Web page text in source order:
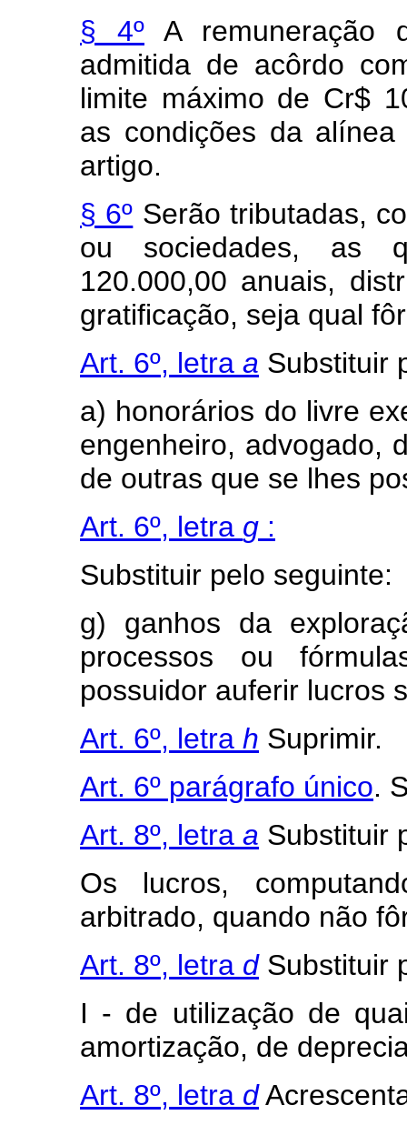
§ 4º A remuneração
admitida de acôrdo
limite máximo de Cr$
as condições da
artigo.
§ 6º Serão tributadas,
ou sociedades, as
120.000,00 anuais,
gratificação, seja qual
Art. 6º, letra a Substituir
a) honorários do livre
engenheiro, advogado,
de outras que se lhes
Art. 6º, letra g :
Substituir pelo seguinte:
g) ganhos da
processos ou
possuidor auferir lucros
Art. 6º, letra h Suprimir.
Art. 6º parágrafo único.
Art. 8º, letra a Substituir
Os lucros,
arbitrado, quando não
Art. 8º, letra dSubstituir
I - de utilização de
amortização, de
Art. 8º, letra d